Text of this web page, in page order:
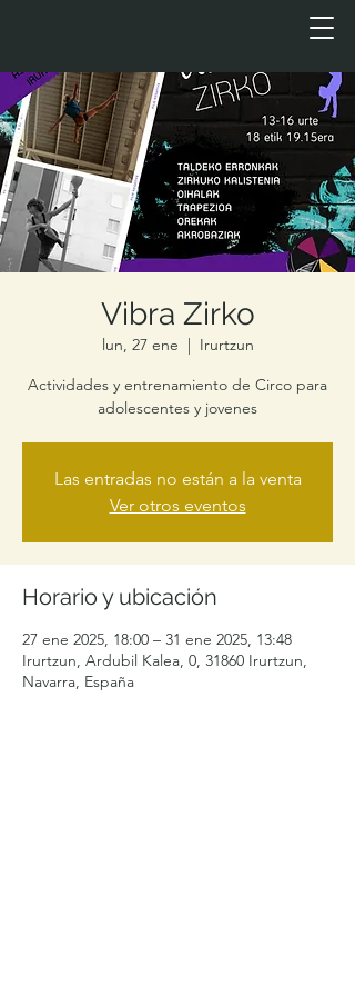
Vibra Zirko
lun, 27 ene
  |
Irurtzun
Actividades y entrenamiento de Circo para
adolescentes y jovenes
Las entradas no están a la venta
Ver otros eventos
Horario y ubicación
27 ene 2025, 18:00 – 31 ene 2025, 13:48
Irurtzun, Ardubil Kalea, 0, 31860 Irurtzun,
Navarra, España